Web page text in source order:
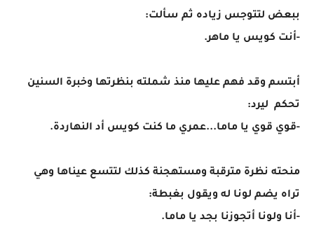
ببعض لتتوجس زياده ثم سألت:
-أنت كويس يا ماهر.
أبتسم وقد فهم عليها منذ شملته بنظرتها وخبرة السنين
تحكم ليرد:
-قوي قوي يا ماما...عمري ما كنت كويس أد النهاردة.
منحته نظرة مترقبة ومستهجنة كذلك لتتسع عيناها وهي
تراه يضم لونا له ويقول بغبطة:
-أنا ولونا أتجوزنا بجد يا ماما.